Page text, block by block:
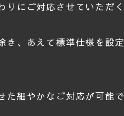
りにご対応させていただく
き、あえて標準仕様を設定
た細やかなご対応が可能で